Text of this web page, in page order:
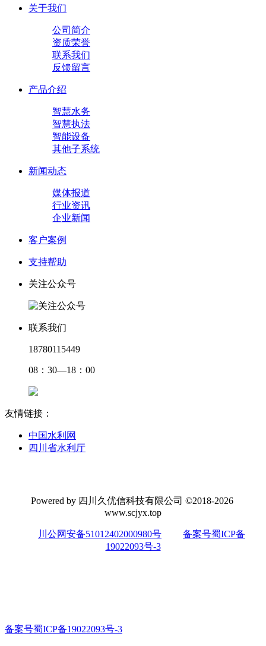
关于我们
公司简介
资质荣誉
联系我们
反馈留言
产品介绍
智慧水务
智慧执法
智能设备
其他子系统
新闻动态
媒体报道
行业资讯
企业新闻
客户案例
支持帮助
关注公众号
联系我们
18780115449
08：30—18：00
友情链接：
中国水利网
四川省水利厅
Powered by 四川久优信科技有限公司 ©2018-2026
www.scjyx.top
川公网安备51012402000980号
备案号蜀ICP备
19022093号-3
备案号蜀ICP备19022093号-3